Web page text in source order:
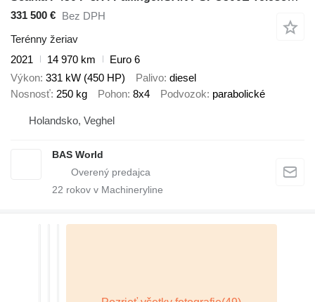
331 500 € Bez DPH
Terénny žeriav
2021
14 970 km
Euro 6
Výkon 331 kW (450 HP) Palivo diesel
Nosnosť 250 kg Pohon 8x4 Podvozok parabolické
Holandsko, Veghel
BAS World
22 rokov v Machineryline